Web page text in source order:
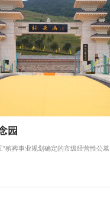
园
”殡葬事业规划确定的市级经营性公墓